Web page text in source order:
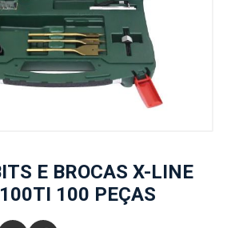
E BROCAS X-LINE
100 PEÇAS